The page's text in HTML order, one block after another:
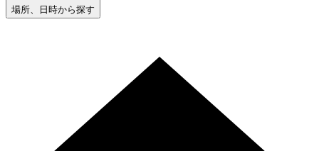
場所、日時から探す